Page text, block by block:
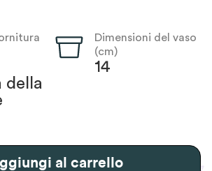
della
Dimensioni del vaso
(cm)
14
al carrello